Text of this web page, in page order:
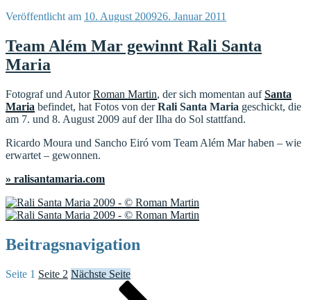
Veröffentlicht am 10. August 200926. Januar 2011
Team Além Mar gewinnt Rali Santa
Maria
Fotograf und AutorRoman Martin, der sich momentan aufSanta
Maria befindet, hat Fotos von derRali Santa Maria geschickt, die
am 7. und 8. August 2009 auf der Ilha do Sol stattfand.
Ricardo Moura und Sancho Eiró vom Team Além Mar haben – wie
erwartet – gewonnen.
» ralisantamaria.com
Beitragsnavigation
Seite 1 Seite 2 Nächste Seite